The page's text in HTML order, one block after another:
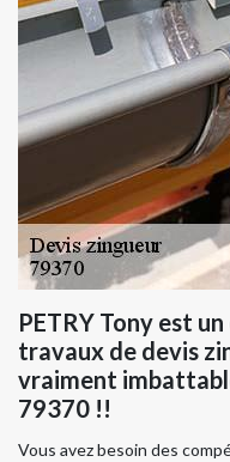
PETRY Tony est
travaux de devis
vraiment
79370 !!
Vous avez besoin des